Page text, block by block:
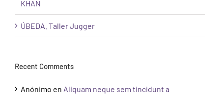
KHAN
ÚBEDA. Taller Jugger
Recent Comments
Anónimo en Aliquam neque sem tincidunt a